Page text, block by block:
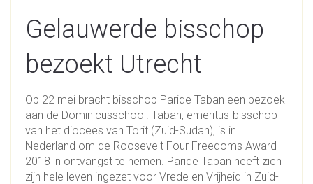
Gelauwerde bisschop
bezoekt Utrecht
Op 22 mei bracht bisschop Paride Taban een bezoek
aan de Dominicusschool. Taban, emeritus-bisschop
van het diocees van Torit (Zuid-Sudan), is in
Nederland om de Roosevelt Four Freedoms Award
2018 in ontvangst te nemen. Paride Taban heeft zich
zijn hele leven ingezet voor Vrede en Vrijheid in Zuid-